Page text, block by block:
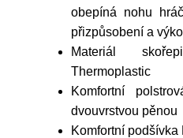
obepíná nohu
přizpůsobení a
Materiál
Thermoplastic
Komfortní
dvouvrstvou pěnou
Komfortní